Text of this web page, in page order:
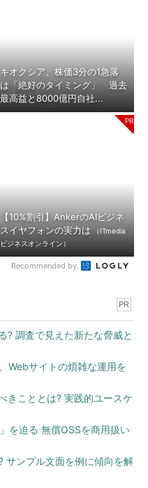
キオクシア、株価3分の1急落
は「絶好のタイミング」 過去
最高益と8000億円自社...
【10%割引】AnkerのAIビジネ
スイヤフォンの実力は
（ITmedia
ビジネスオンライン）
Recommended by
PR
? 調査で見えた新たな脅威と
Webサイトの煩雑な運用を
きこととは? 実践的ユースケ
を迫る 無償OSSを商用扱い
サンプル文面を例に傾向を解